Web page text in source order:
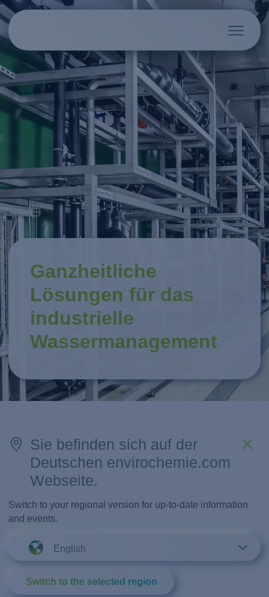
Ganzheitliche
Lösungen für das
industrielle
Wassermanagement
Sie befinden sich auf der
Deutschen envirochemie.com
Webseite.
Switch to your regional version for up-to-date information
and events.
English
Switch to the selected region